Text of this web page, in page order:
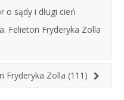
o sądy i długi cień
Felieton Fryderyka Zolla
Fryderyka Zolla (111)